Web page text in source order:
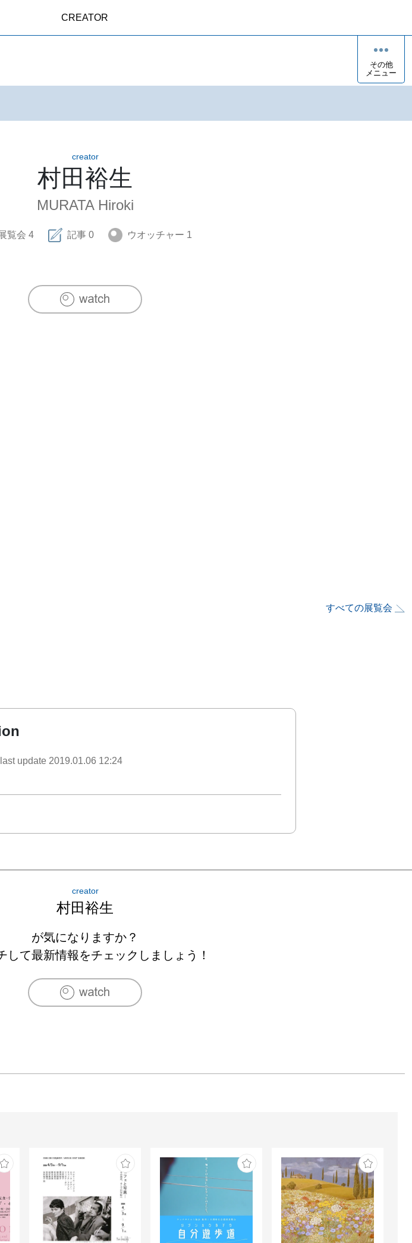
CREATOR
その他
メニュー
creator
村田裕生
MURATA Hiroki
覧会 4 記事 0 ウオッチャー 1
すべての展覧会
last update 2019.01.06 12:24
creator
村田裕生
が気になりますか？
して最新情報をチェックしましょう！